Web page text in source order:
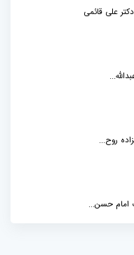
علی قائمی
روح...
امام حسن...